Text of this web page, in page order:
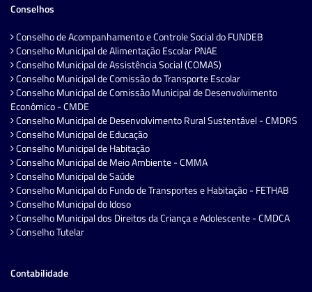
Conselhos
Conselho de Acompanhamento e Controle Social do FUNDEB
Conselho Municipal de Alimentação Escolar PNAE
Conselho Municipal de Assistência Social (COMAS)
Conselho Municipal de Comissão do Transporte Escolar
Conselho Municipal de Comissão Municipal de Desenvolvimento
Econômico - CMDE
Conselho Municipal de Desenvolvimento Rural Sustentável - CMDRS
Conselho Municipal de Educação
Conselho Municipal de Habitação
Conselho Municipal de Meio Ambiente - CMMA
Conselho Municipal de Saúde
Conselho Municipal do Fundo de Transportes e Habitação - FETHAB
Conselho Municipal do Idoso
Conselho Municipal dos Direitos da Criança e Adolescente - CMDCA
Conselho Tutelar
Contabilidade